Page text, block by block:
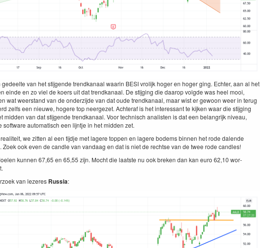
gedeelte van het sti­j­gende trend­kanaal waarin BESIvrolijk hoger en hoger ging. Echter, aan al het
einde en zo viel de koers uit dat trend­kanaal. De sti­jging die daarop vol­gde was heel mooi,
wat weer­stand van de onderz­i­jde van dat oude trend­kanaal, maar wist er gewoon weer in terug
zelfs een nieuwe, hogere top neergezet. Achter­af is het inter­es­sant te kijken waar die sti­jging
mid­den van dat sti­j­gende trend­kanaal. Voor tech­nisch anal­is­ten is dat een belan­grijk niveau,
soft­ware automa­tisch een lijn­t­je in het mid­den zet.
we zit­ten al een tijd­je met lagere top­pen en lagere bodems bin­nen het rode dal­ende
Zoek ook even de can­dle van van­daag en dat is niet de rechtse van de twee rode candles!
kun­nen 67,65 en 65,55 zijn. Mocht die laat­ste nu ook breken dan kan euro 62,10 wor­
van lez­eres Rus­sia: